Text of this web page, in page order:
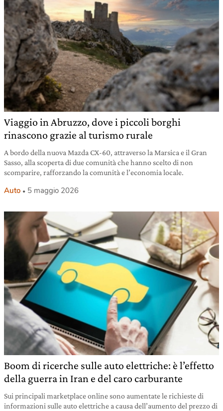
Viaggio in Abruzzo, dove i piccoli borghi
rinascono grazie al turismo rurale
A bordo della nuova Mazda CX-60, attraverso la Marsica e il Gran
Sasso, alla scoperta di due comunità che hanno scelto di non
scomparire, rafforzando la comunità e l’economia locale.
Auto 5 maggio 2026
Boom di ricerche sulle auto elettriche: è l’effetto
della guerra in Iran e del caro carburante
Sui principali marketplace online sono aumentate le richieste di
informazioni sulle auto elettriche a causa dell’aumento del prezzo di